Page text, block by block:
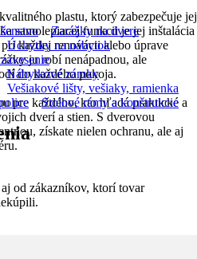
plastu, ktorý zabezpečuje jej
samolepiacej funkcii je jej inštalácia
každej renovácii alebo úprave
ju robí nenápadnou, ale
do každého pokoja.
pre každého, kto hľadá praktické a
dverí a stien. S dverovou
získate nielen ochranu, ale aj
Zarážky na dvere
Úchytky na nábytok
Nábytkové zámky
Vešiakové lišty, vešiaky, ramienka
Stolové rámy a konštrukcie
od zákazníkov, ktorí tovar